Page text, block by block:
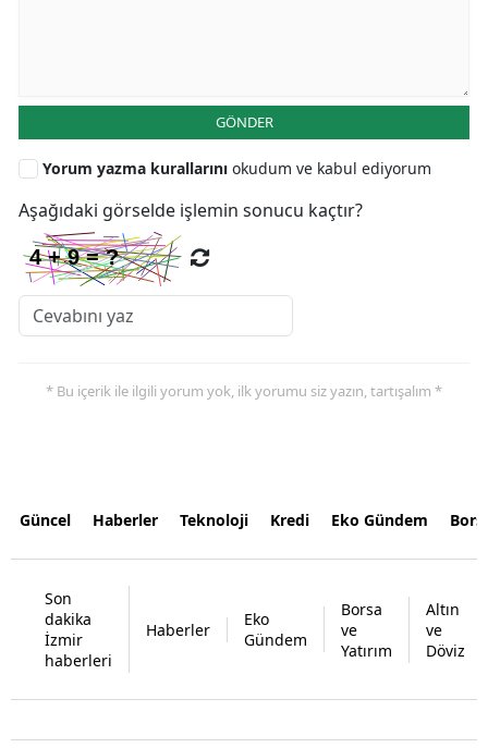
GÖNDER
Yorum yazma kurallarını okudum ve kabul ediyorum
Aşağıdaki görselde işlemin sonucu kaçtır?
* Bu içerik ile ilgili yorum yok, ilk yorumu siz yazın, tartışalım *
Güncel Haberler Teknoloji Kredi Eko Gündem
Son
dakika
İzmir
haberleri
Haberler
Eko
Gündem
Borsa
ve
Yatırım
Altın
ve
Döviz